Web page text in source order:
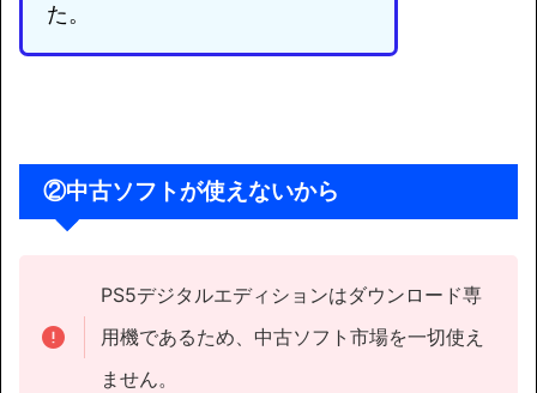
た。
②中古ソフトが使えないから
PS5デジタルエディションはダウンロード専
用機であるため、中古ソフト市場を一切使え
ません。